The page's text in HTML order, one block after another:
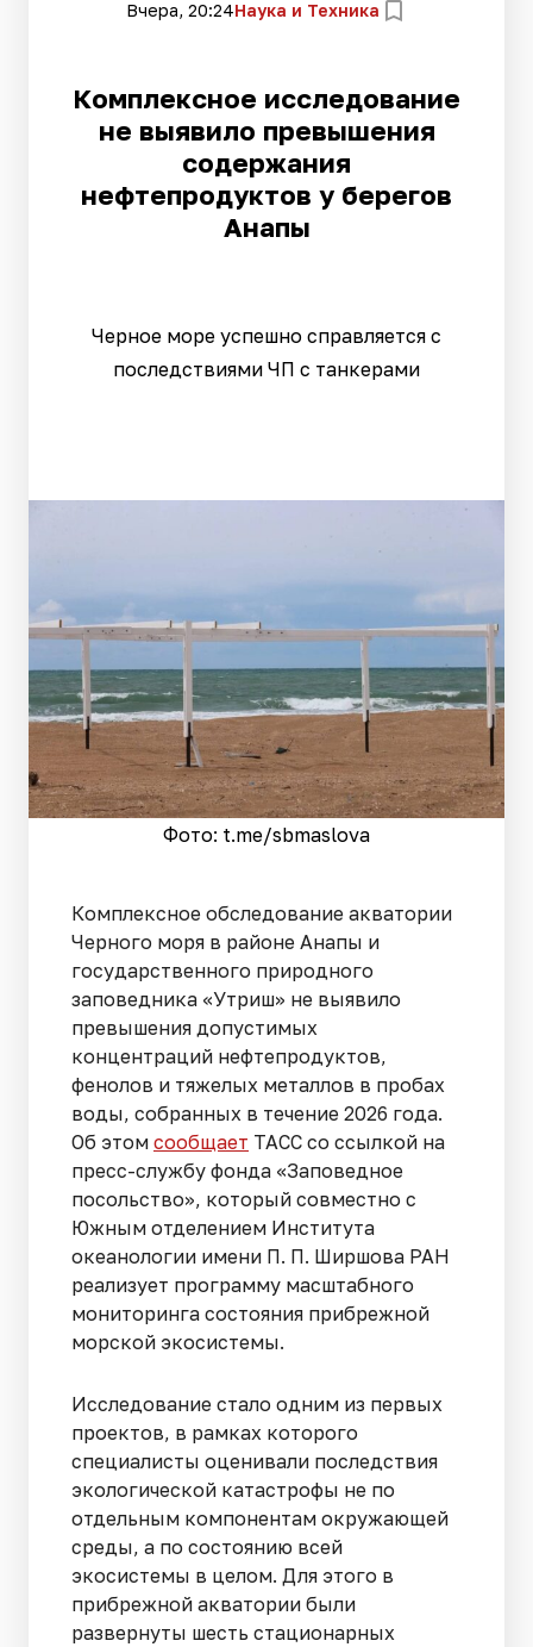
Вчера, 20:24Наука и Техника
Комплексное исследование
не выявило превышения
содержания
нефтепродуктов у берегов
Анапы
Черное море успешно справляется с
последствиями ЧП с танкерами
Фото: t.me/sbmaslova
Комплексное обследование акватории
Черного моря в районе Анапы и
государственного природного
заповедника «Утриш» не выявило
превышения допустимых
концентраций нефтепродуктов,
фенолов и тяжелых металлов в пробах
воды, собранных в течение 2026 года.
Об этом сообщает ТАСС со ссылкой на
пресс-службу фонда «Заповедное
посольство», который совместно с
Южным отделением Института
океанологии имени П. П. Ширшова РАН
реализует программу масштабного
мониторинга состояния прибрежной
морской экосистемы.
Исследование стало одним из первых
проектов, в рамках которого
специалисты оценивали последствия
экологической катастрофы не по
отдельным компонентам окружающей
среды, а по состоянию всей
экосистемы в целом. Для этого в
прибрежной акватории были
развернуты шесть стационарных